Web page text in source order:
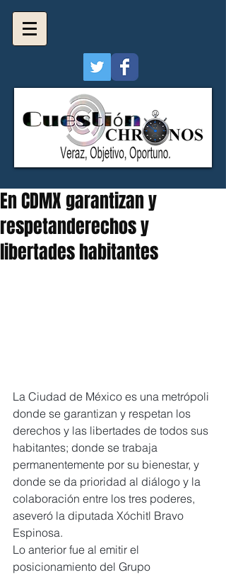
En CDMX garantizan y
respetanderechos y
libertades habitantes
La Ciudad de México es una metrópoli
donde se garantizan y respetan los
derechos y las libertades de todos sus
habitantes; donde se trabaja
permanentemente por su bienestar, y
donde se da prioridad al diálogo y la
colaboración entre los tres poderes,
aseveró la diputada Xóchitl Bravo
Espinosa.
Lo anterior fue al emitir el
posicionamiento del Grupo